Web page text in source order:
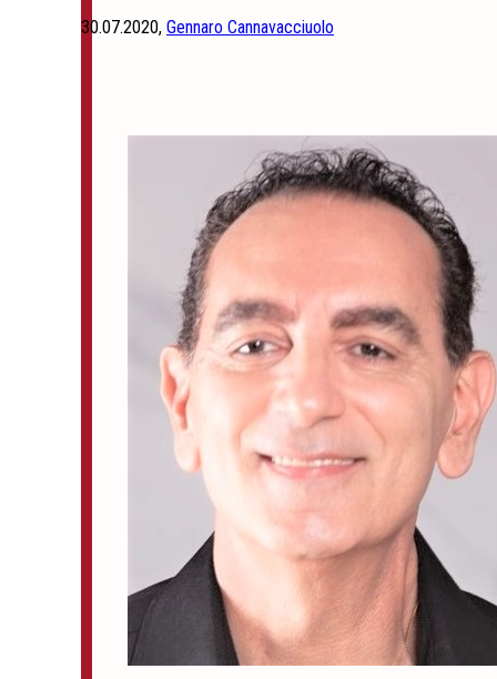
30.07.2020, Gennaro Cannavacciuolo